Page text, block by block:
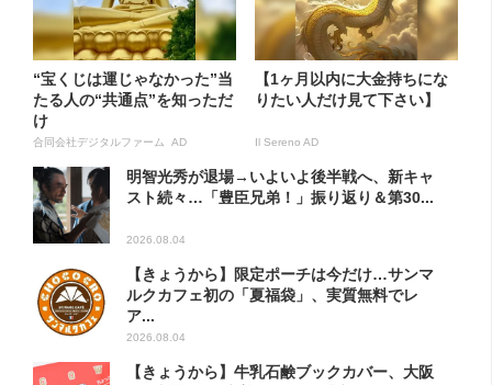
“宝くじは運じゃなかった”当
たる人の“共通点”を知っただ
け
合同会社デジタルファーム AD
【1ヶ月以内に大金持ちにな
りたい人だけ見て下さい】
Il Sereno AD
明智光秀が退場→いよいよ後半戦へ、新キャ
スト続々…「豊臣兄弟！」振り返り＆第30...
2026.08.04
【きょうから】限定ポーチは今だけ…サンマ
ルクカフェ初の「夏福袋」、実質無料でレ
ア...
2026.08.04
【きょうから】牛乳石鹸ブックカバー、大阪